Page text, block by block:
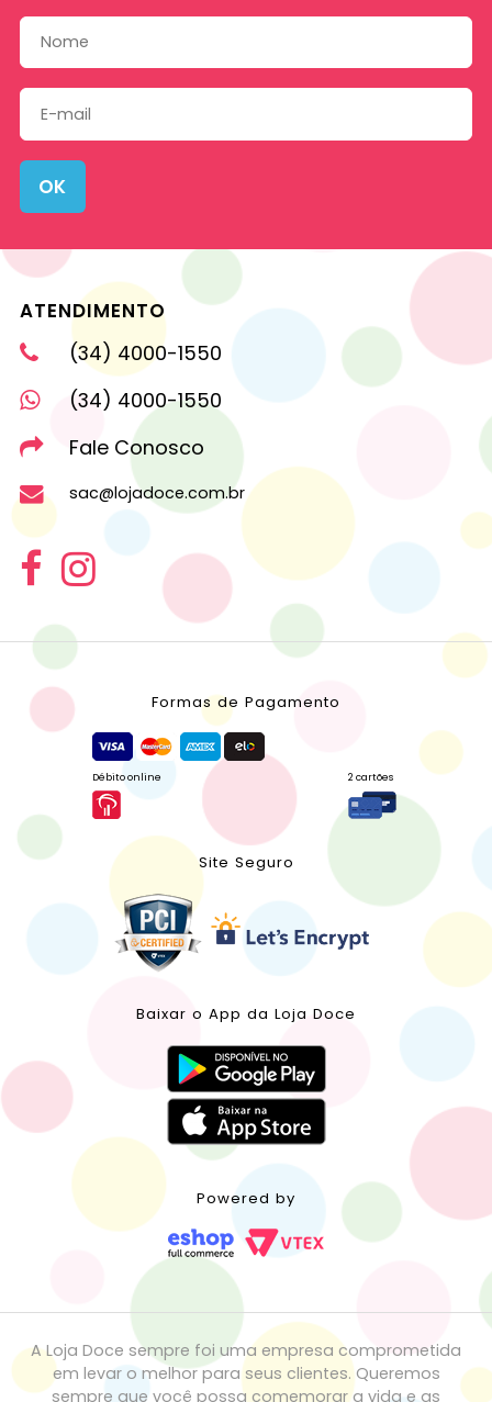
OK
ATENDIMENTO
(34) 4000-1550
(34) 4000-1550
Fale Conosco
sac@lojadoce.com.br
Formas de Pagamento
Débito online 2 cartões
Site Seguro
Baixar o App da Loja Doce
Powered by
A Loja Doce sempre foi uma empresa comprometida
em levar o melhor para seus clientes. Queremos
sempre que você possa comemorar a vida e as